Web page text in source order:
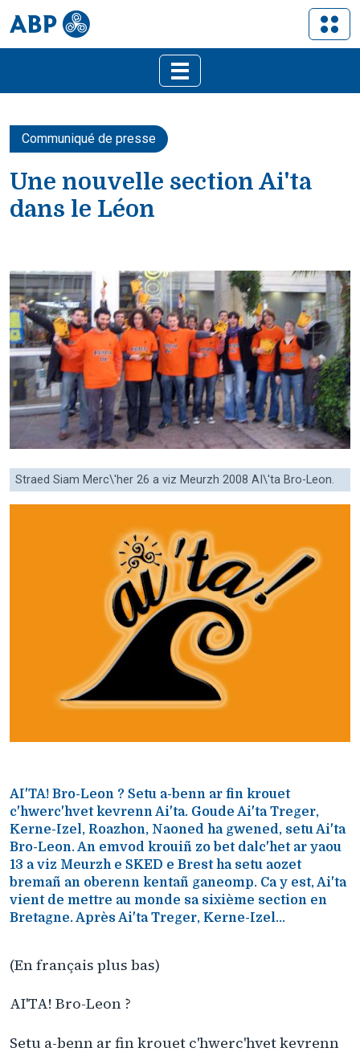
Communiqué de presse
Une nouvelle section Ai'ta
dans le Léon
Straed Siam Merc\'her 26 a viz Meurzh 2008 AI\'ta Bro-Leon.
AI'TA! Bro-Leon ? Setu a-benn ar fin krouet
c'hwerc'hvet kevrenn Ai'ta. Goude Ai'ta Treger,
Kerne-Izel, Roazhon, Naoned ha gwened, setu Ai'ta
Bro-Leon. An emvod krouiñ zo bet dalc'het ar yaou
13 a viz Meurzh e SKED e Brest ha setu aozet
bremañ an oberenn kentañ ganeomp. Ca y est, Ai'ta
vient de mettre au monde sa sixième section en
Bretagne. Après Ai'ta Treger, Kerne-Izel...
(En français plus bas)
AI'TA! Bro-Leon ?
Setu a-benn ar fin krouet c'hwerc'hvet kevrenn